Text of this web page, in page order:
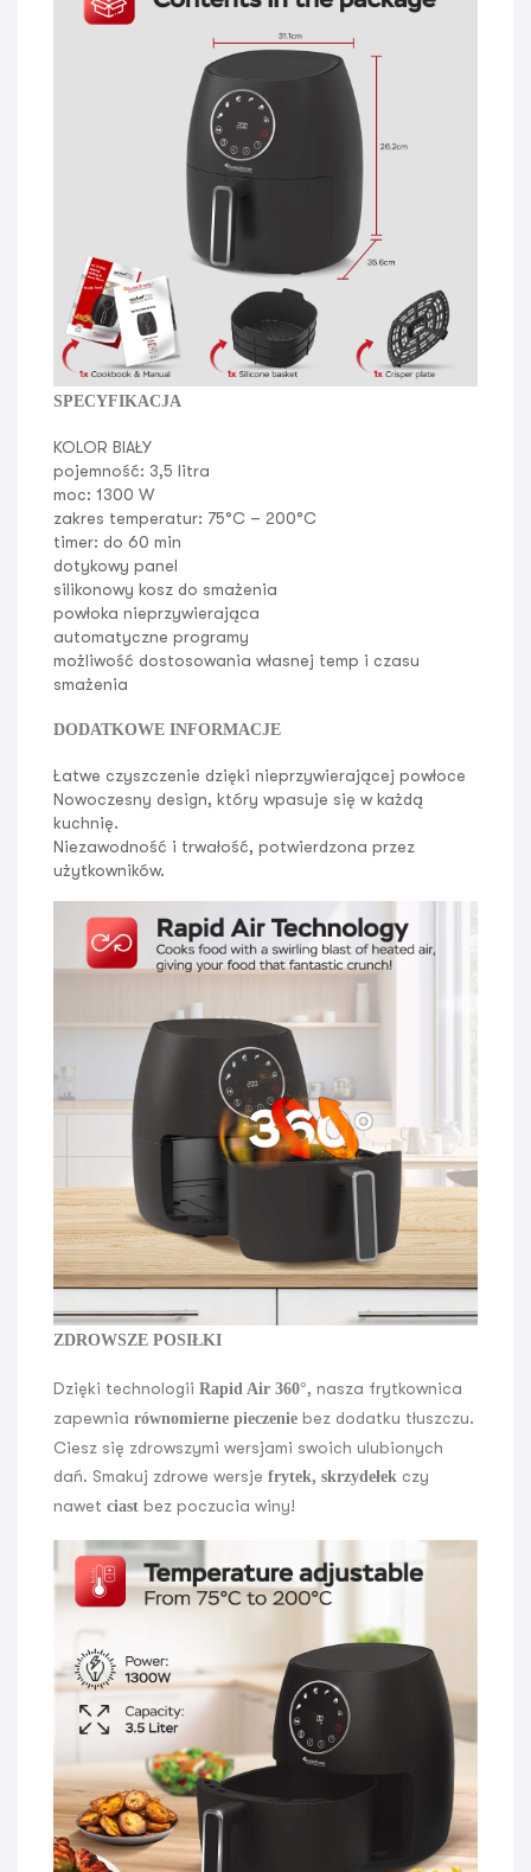
SPECYFIKACJA
KOLOR BIAŁY
pojemność: 3,5 litra
moc: 1300 W
zakres temperatur: 75°C – 200°C
timer: do 60 min
dotykowy panel
silikonowy kosz do smażenia
powłoka nieprzywierająca
automatyczne programy
możliwość dostosowania własnej temp i czasu
smażenia
DODATKOWE INFORMACJE
Łatwe czyszczenie dzięki nieprzywierającej powłoce
Nowoczesny design, który wpasuje się w każdą
kuchnię.
Niezawodność i trwałość, potwierdzona przez
użytkowników.
ZDROWSZE POSIŁKI
Dzięki technologii Rapid Air 360°, nasza frytkownica
zapewnia równomierne pieczenie bez dodatku tłuszczu.
Ciesz się zdrowszymi wersjami swoich ulubionych
dań. Smakuj zdrowe wersje frytek, skrzydełek czy
nawet ciast bez poczucia winy!